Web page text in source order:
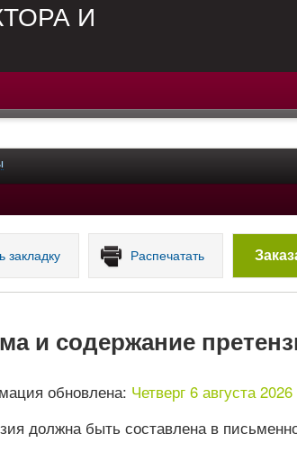
И
закладку Распечатать
и содержание
обновлена: Четверг 6 августа 2026
должна быть составлена в